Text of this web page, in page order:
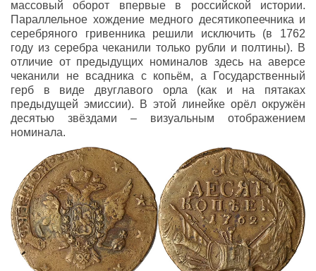
массовый оборот впервые в российской истории.
Параллельное хождение медного десятикопеечника и
серебряного гривенника решили исключить (в 1762
году из серебра чеканили только рубли и полтины). В
отличие от предыдущих номиналов здесь на аверсе
чеканили не всадника с копьём, а Государственный
герб в виде двуглавого орла (как и на пятаках
предыдущей эмиссии). В этой линейке орёл окружён
десятью звёздами – визуальным отображением
номинала.